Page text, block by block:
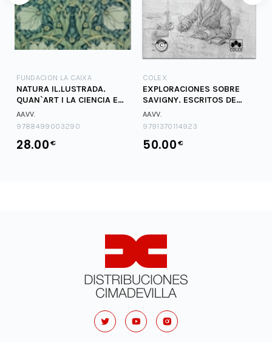
FUNDACION LA CAIXA
NATURA IL.LUSTRADA.
QUAN`ART I LA CIENCIA ES
TROBEN
AA.VV.
9788499003290
28.00€
COLEX
EXPLORACIONES SOBRE
SAVIGNY. ESCRITOS DE
JOACHIM RUCKERT
AA.VV.
9791370114923
50.00€